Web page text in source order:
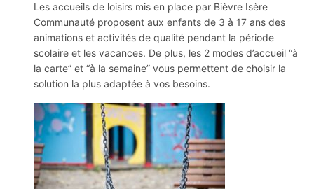
Les accueils de loisirs mis en place par Bièvre Isère
Communauté proposent aux enfants de 3 à 17 ans des
animations et activités de qualité pendant la période
scolaire et les vacances. De plus, les 2 modes d’accueil “à
la carte” et “à la semaine” vous permettent de choisir la
solution la plus adaptée à vos besoins.